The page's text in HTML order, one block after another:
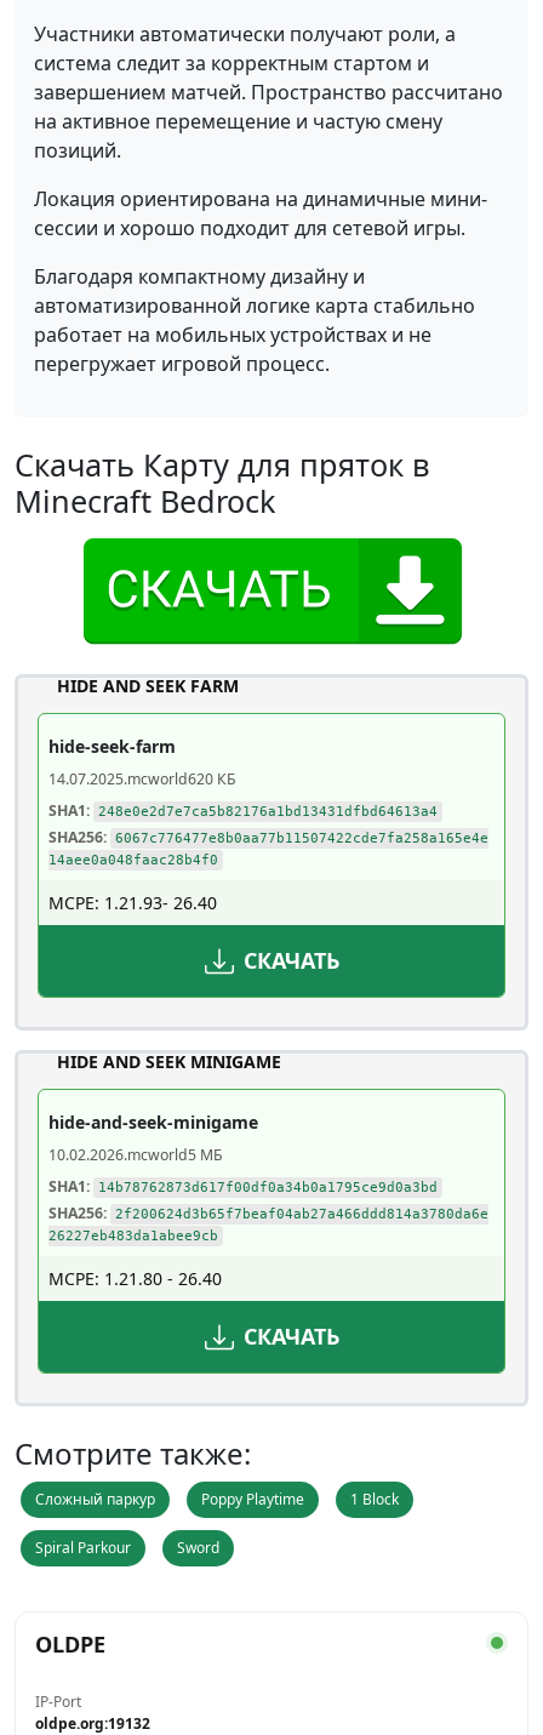
Участники автоматически получают роли, а
система следит за корректным стартом и
завершением матчей. Пространство рассчитано
на активное перемещение и частую смену
позиций.
Локация ориентирована на динамичные мини-
сессии и хорошо подходит для сетевой игры.
Благодаря компактному дизайну и
автоматизированной логике карта стабильно
работает на мобильных устройствах и не
перегружает игровой процесс.
Скачать Карту для пряток в
Minecraft Bedrock
HIDE AND SEEK FARM
hide-seek-farm
14.07.2025.mcworld620 КБ
SHA1: 248e0e2d7e7ca5b82176a1bd13431dfbd64613a4
SHA256: 6067c776477e8b0aa77b11507422cde7fa258a165e4e
14aee0a048faac28b4f0
MCPE: 1.21.93- 26.40
СКАЧАТЬ
HIDE AND SEEK MINIGAME
hide-and-seek-minigame
10.02.2026.mcworld5 МБ
SHA1:
14b78762873d617f00df0a34b0a1795ce9d0a3bd
SHA256: 2f200624d3b65f7beaf04ab27a466ddd814a3780da6e
26227eb483da1abee9cb
MCPE: 1.21.80 - 26.40
СКАЧАТЬ
Смотрите также:
Сложный паркур Poppy Playtime 1 Block
Spiral Parkour Sword
OLDPE
IP-Port
oldpe.org:19132